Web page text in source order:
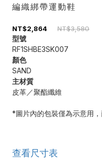
編織綁帶運動鞋
NT$2,864 NT$3,580
型號
RF1SHBE3SK007
顏色
SAND
主材質
皮革／聚酯纖維
*圖片內的包裝僅為示意用
查看尺寸表